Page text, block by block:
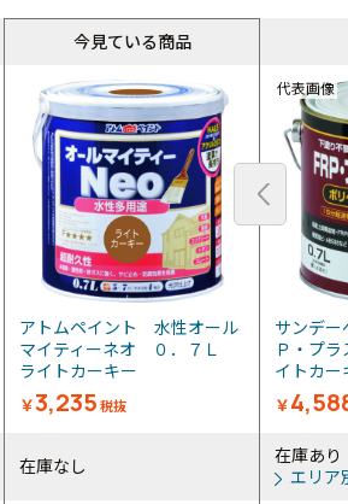
今見ている商品
アトムペイント 水性オール
マイティーネオ ０．７Ｌ
ライトカーキー
￥3,235 税抜
代表画像
サンデ
Ｐ・プ
イトカ
￥
在庫なし
在庫あり
エリア